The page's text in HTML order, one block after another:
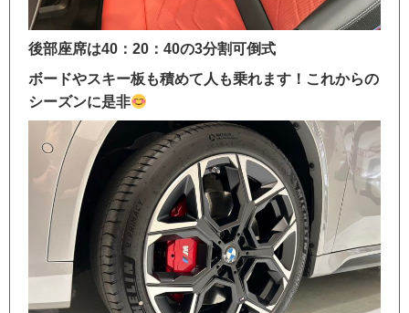
後部座席は40：20：40の3分割可倒式
ボードやスキー板も積めて人も乗れます！これからの
シーズンに是非